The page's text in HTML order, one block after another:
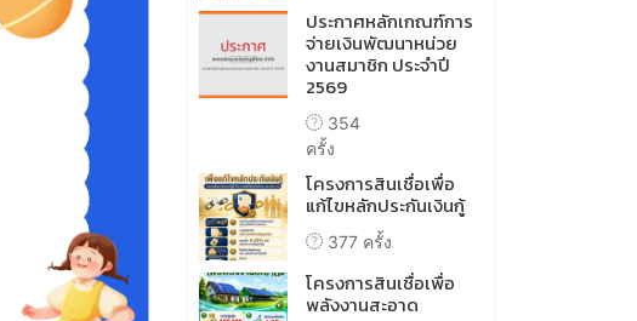
ประกาศหลักเกณฑ์การ
จ่ายเงินพัฒนาหน่วย
งานสมาชิก ประจำปี
2569
354
ครั้ง
โครงการสินเชื่อเพื่อ
แก้ไขหลักประกันเงินกู้
377 ครั้ง
โครงการสินเชื่อเพื่อ
พลังงานสะอาด